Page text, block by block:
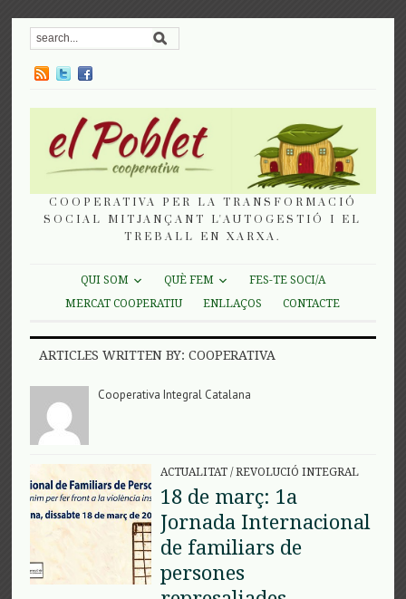
COOPERATIVA PER LA TRANSFORMACIÓ
SOCIAL MITJANÇANT L'AUTOGESTIÓ I EL
TREBALL EN XARXA.
QUI SOM QUÈ FEM
FES-TE SOCI/A
MERCAT COOPERATIU
ENLLAÇOS CONTACTE
ARTICLES WRITTEN BY: COOPERATIVA
Cooperativa Integral Catalana
ACTUALITAT/REVOLUCIÓ INTEGRAL
18 de març: 1a
Jornada Internacional
de familiars de
persones